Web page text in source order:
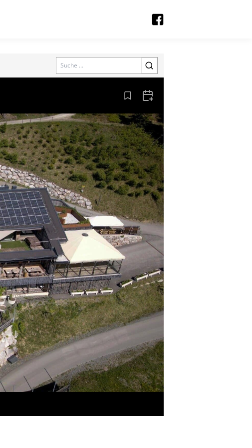
Search
Aus den Lesezeichen entfernen
Zum Kalender hinzufügen